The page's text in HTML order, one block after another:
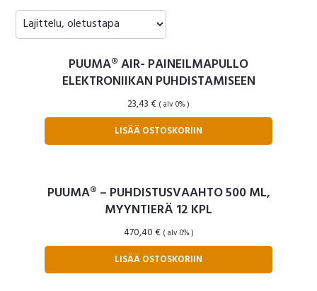
PUUMA® AIR- PAINEILMAPULLO
ELEKTRONIIKAN PUHDISTAMISEEN
23,43€ ( alv 0% )
LISÄÄ OSTOSKORIIN
PUUMA® – PUHDISTUSVAAHTO 500 ML,
MYYNTIERÄ 12 KPL
470,40€ ( alv 0% )
LISÄÄ OSTOSKORIIN